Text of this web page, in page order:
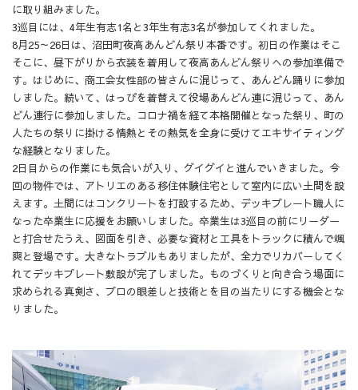
に取り組みました。
3巡目には、4年生有志1名と3年生有志3名が参加してくれました。
8月25～26日は、沼田町夜高あんどん祭り本番です。初日の作業はそこ
そこに、昼下がりから衣装を着用して夜高あんどん祭りへの参加準備で
す。はじめに、商工会女性部の皆さんに混じって、あんどん踊りに参加
しました。続いて、はっぴを着替えて役場あんどん連に混じって、あん
どん連行に参加しました。コロナ禍を経て本格開催となった祭り、町の
人たちの祭りに掛ける情熱とその熱気を全身に受けてエキサイティング
な経験となりました。
2日目からの作業にも気合いが入り、グイグイと進んでいきました。今
回の物件では、アトリエのある移住体験住宅として室内に広い土間を設
えます。土間にはコンクリートを打設するため、デッキプレート職人に
なった卒業生に応援をお願いしました。卒業生は3巡目の前にリーダー
と打合せたうえ、図面を引き、必要な資材と工具をトラックに積んで颯
爽と登場です。大きなトラブルもありましたが、全力でリカバーしてく
れてデッキプレート敷設が完了しました。ものづくりと向き合う場面に
求められる真剣さ、プロの眼差しと技術とを目の当たりにする機会とな
りました。